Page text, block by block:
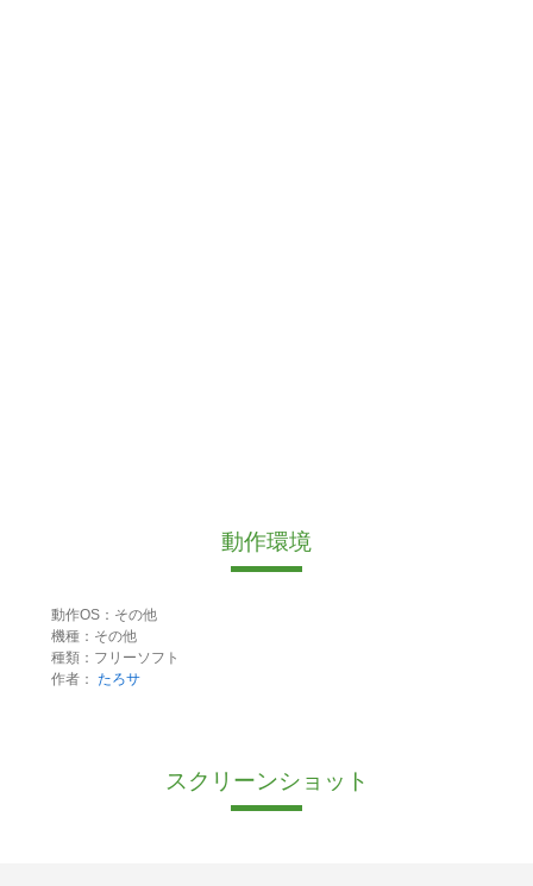
動作環境
動作OS：その他
機種：その他
種類：フリーソフト
作者： たろサ
スクリーンショット